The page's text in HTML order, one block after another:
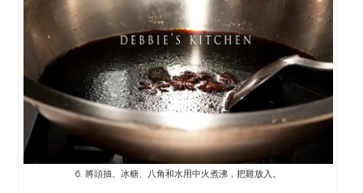
6. 將頭抽、冰糖、八角和水用中火煮沸，把雞放入。